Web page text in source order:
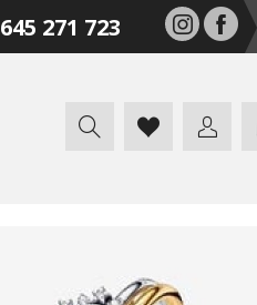
645 271 723